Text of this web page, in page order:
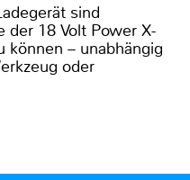
sind
18 Volt Power X-
können – unabhängig
oder